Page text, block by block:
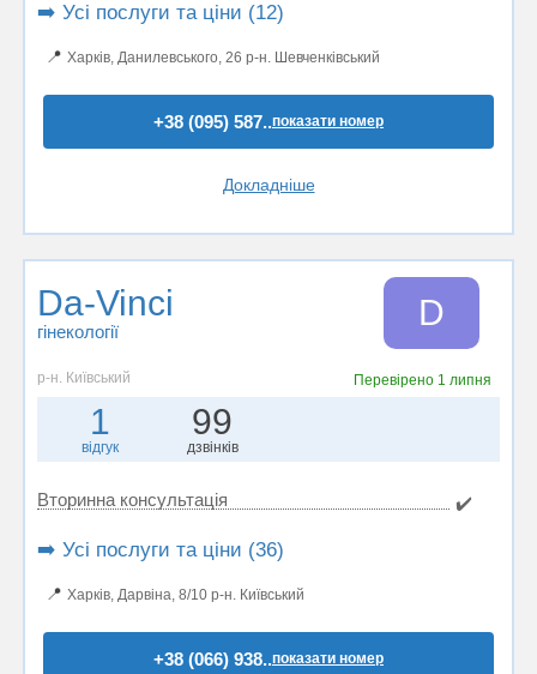
➡️ Усі послуги та ціни (12)
📍 Харків, Данилевського, 26 р-н. Шевченківський
+38 (095) 587..показати номер
Докладніше
Da-Vinci
гінекології D
р-н. Київський Перевірено 1 липня
1
відгук
99
дзвінків
Вторинна консультація ✔️
➡️ Усі послуги та ціни (36)
📍 Харків, Дарвіна, 8/10 р-н. Київський
+38 (066) 938..показати номер